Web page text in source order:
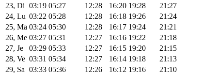
23, Di 03:19 05:27 12:28 16:20 19:28
21:27
24, Lu 03:22 05:28 12:28 16:18 19:26
21:24
25, Ma 03:24 05:30 12:28 16:17 19:24
21:21
26, Me 03:27 05:31 12:27 16:16 19:22
21:18
27, Je
03:29 05:33 12:27 16:15 19:20
21:15
28, Ve 03:31 05:34 12:27 16:14 19:18
21:13
29, Sa 03:33 05:36 12:26 16:12 19:16
21:10